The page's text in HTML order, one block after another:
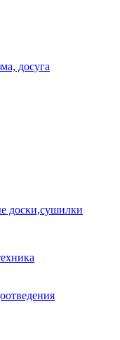
досуга
доски,сушилки